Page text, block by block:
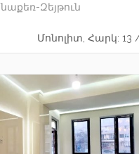
Զեյթուն
Մոնոլիտ, Հարկ: 13